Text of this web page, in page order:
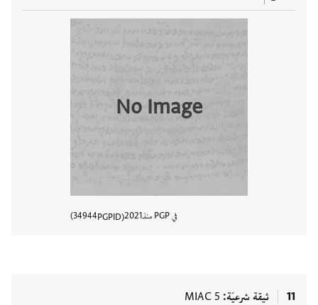
No Image
في PGP منذ 2021
PGPID
34944
11 ثيقة شرعيّة MIAC 5